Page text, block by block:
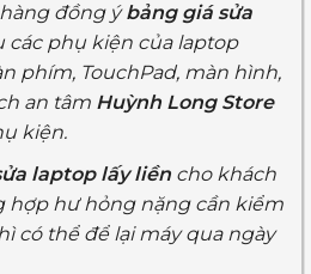
đồng ýbảng giá sửa
phụ kiện của laptop
phím, TouchPad, màn hình,
an tâm Huỳnh Long Store
kiện.
laptop lấy liền cho khách
hợp hư hỏng nặng cần kiểm
có thể để lại máy qua ngày